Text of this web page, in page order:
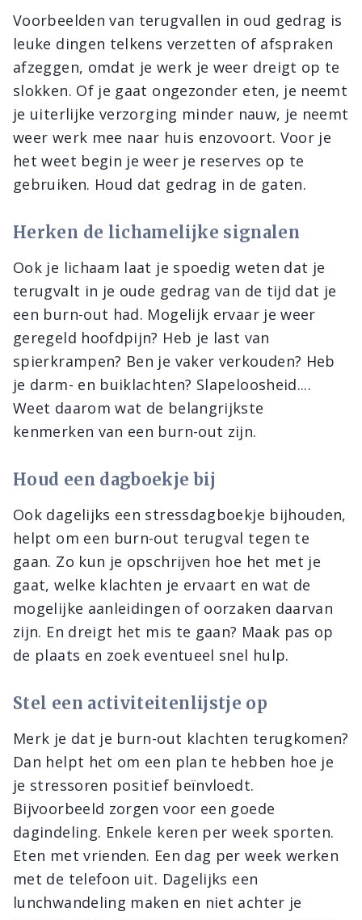
Voorbeelden van terugvallen in oud gedrag is
leuke dingen telkens verzetten of afspraken
afzeggen, omdat je werk je weer dreigt op te
slokken. Of je gaat ongezonder eten, je neemt
je uiterlijke verzorging minder nauw, je neemt
weer werk mee naar huis enzovoort. Voor je
het weet begin je weer je reserves op te
gebruiken. Houd dat gedrag in de gaten.
Herken de lichamelijke signalen
Ook je lichaam laat je spoedig weten dat je
terugvalt in je oude gedrag van de tijd dat je
een burn-out had. Mogelijk ervaar je weer
geregeld hoofdpijn? Heb je last van
spierkrampen? Ben je vaker verkouden? Heb
je darm- en buiklachten? Slapeloosheid....
Weet daarom wat de belangrijkste
kenmerken van een burn-out zijn.
Houd een dagboekje bij
Ook dagelijks een stressdagboekje bijhouden,
helpt om een burn-out terugval tegen te
gaan. Zo kun je opschrijven hoe het met je
gaat, welke klachten je ervaart en wat de
mogelijke aanleidingen of oorzaken daarvan
zijn. En dreigt het mis te gaan? Maak pas op
de plaats en zoek eventueel snel hulp.
Stel een activiteitenlijstje op
Merk je dat je burn-out klachten terugkomen?
Dan helpt het om een plan te hebben hoe je
je stressoren positief beïnvloedt.
Bijvoorbeeld zorgen voor een goede
dagindeling. Enkele keren per week sporten.
Eten met vrienden. Een dag per week werken
met de telefoon uit. Dagelijks een
lunchwandeling maken en niet achter je